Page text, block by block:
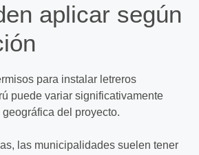
aplicar según
para instalar letreros
puede variar significativamente
del proyecto.
las municipalidades suelen tener